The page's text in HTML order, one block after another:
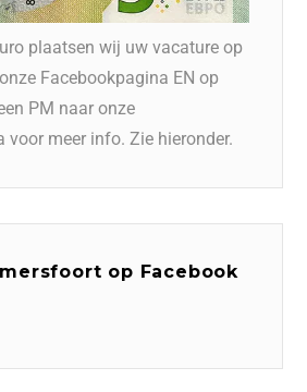
plaatsen wij uw vacature op
Facebookpagina EN op
PM naar onze
voor meer info. Zie hieronder.
op Facebook